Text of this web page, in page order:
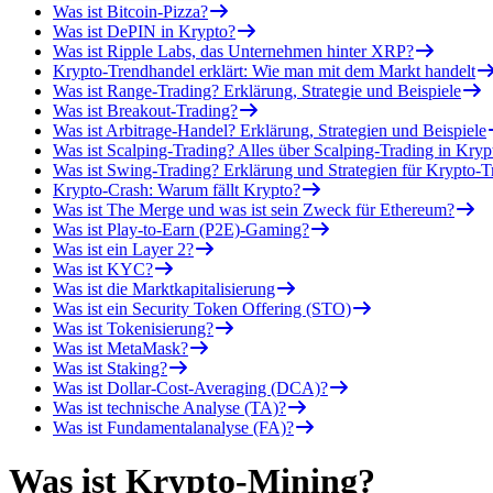
Was ist Bitcoin-Pizza?
Was ist DePIN in Krypto?
Was ist Ripple Labs, das Unternehmen hinter XRP?
Krypto-Trendhandel erklärt: Wie man mit dem Markt handelt
Was ist Range-Trading? Erklärung, Strategie und Beispiele
Was ist Breakout-Trading?
Was ist Arbitrage-Handel? Erklärung, Strategien und Beispiele
Was ist Scalping-Trading? Alles über Scalping-Trading in
Was ist Swing-Trading? Erklärung und Strategien für Krypto-
Krypto-Crash: Warum fällt Krypto?
Was ist The Merge und was ist sein Zweck für Ethereum?
Was ist Play-to-Earn (P2E)-Gaming?
Was ist ein Layer 2?
Was ist KYC?
Was ist die Marktkapitalisierung
Was ist ein Security Token Offering (STO)
Was ist Tokenisierung?
Was ist MetaMask?
Was ist Staking?
Was ist Dollar-Cost-Averaging (DCA)?
Was ist technische Analyse (TA)?
Was ist Fundamentalanalyse (FA)?
Was ist Krypto-Mining?